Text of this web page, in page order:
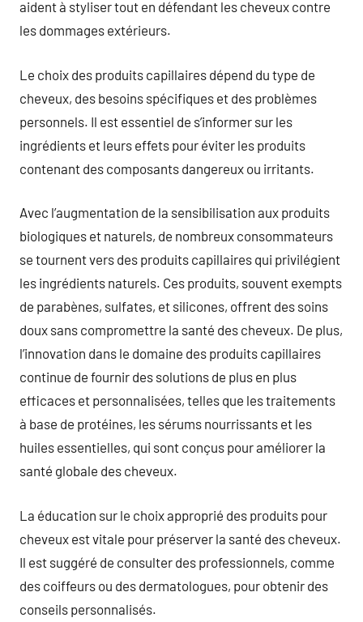
aident à styliser tout en défendant les cheveux contre
les dommages extérieurs.
Le choix des produits capillaires dépend du type de
cheveux, des besoins spécifiques et des problèmes
personnels. Il est essentiel de s’informer sur les
ingrédients et leurs effets pour éviter les produits
contenant des composants dangereux ou irritants.
Avec l’augmentation de la sensibilisation aux produits
biologiques et naturels, de nombreux consommateurs
se tournent vers des produits capillaires qui privilégient
les ingrédients naturels. Ces produits, souvent exempts
de parabènes, sulfates, et silicones, offrent des soins
doux sans compromettre la santé des cheveux. De plus,
l’innovation dans le domaine des produits capillaires
continue de fournir des solutions de plus en plus
efficaces et personnalisées, telles que les traitements
à base de protéines, les sérums nourrissants et les
huiles essentielles, qui sont conçus pour améliorer la
santé globale des cheveux.
La éducation sur le choix approprié des produits pour
cheveux est vitale pour préserver la santé des cheveux.
Il est suggéré de consulter des professionnels, comme
des coiffeurs ou des dermatologues, pour obtenir des
conseils personnalisés.